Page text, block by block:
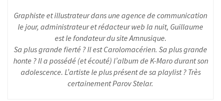
Graphiste et illustrateur dans une agence de communication
le jour, administrateur et rédacteur web la nuit, Guillaume
est le fondateur du site Amnusique.
Sa plus grande fierté ? Il est Carolomacérien. Sa plus grande
honte ? Il a possédé (et écouté) l’album de K-Maro durant son
adolescence. L’artiste le plus présent de sa playlist ? Très
certainement Parov Stelar.